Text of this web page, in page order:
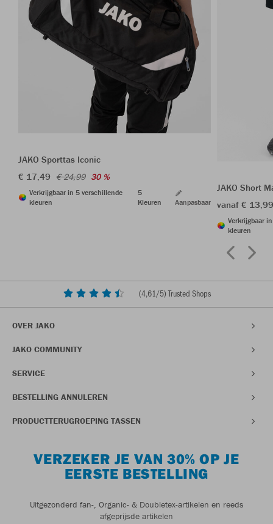
JAKO Sporttas Iconic
€ 17,49 € 24,99 30 %
Verkrijgbaar in 5 verschillende
kleuren
5
Kleuren
Aanpasbaar
JAKO Short
vanaf €
Verkrijgbaar
kleuren
(4,61/5) Trusted Shops
OVER JAKO
JAKO COMMUNITY
SERVICE
BESTELLING ANNULEREN
PRODUCTTERUGROEPING TASSEN
VERZEKER JE VAN 30% OP JE
EERSTE BESTELLING
Uitgezonderd fan-, Organic- & Doubletex-artikelen en reeds
afgeprijsde artikelen